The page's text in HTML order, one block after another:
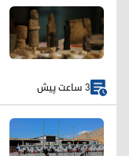
3 ساعت پیش